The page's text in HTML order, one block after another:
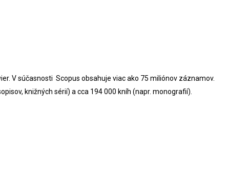
V súčasnosti Scopus obsahuje viac ako 75 miliónov záznamov.
knižných sérií) a cca 194 000 kníh (napr. monografií).